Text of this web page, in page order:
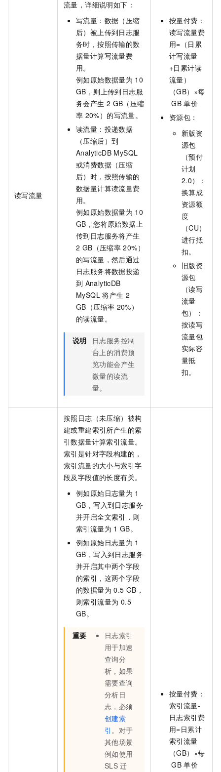
读写流量
流量，详细说明如下：
写流量：数据（压缩
后）被上传到日志服
务时，按照传输的数
据量计算写流量费
用。
例如原始数据量为 10
GB，则上传到日志服
务会产生 2 GB（压缩
率 20%）的写流量。
读流量：投递数据
（压缩后）到
AnalyticDB MySQL
或消费数据（压缩
后）时，按照传输的
数据量计算读流量费
用。
例如原始数据量为 10
GB，您将原始数据上
传到日志服务将产生
2 GB（压缩率 20%）
的写流量，然后通过
日志服务将数据投递
到 AnalyticDB
MySQL 将产生 2
GB（压缩率 20%）
的读流量。
说明
日志服务控制
台上的消费预
览功能会产生
微量的读流
量。
按量付费：
读写流量费
用=（日累
计写流量
+日累计读
流量）
（GB）×每
GB 单价
资源包：
新版资
源包
（预付
计划
2.0）：
换算成
资源额
度
（CU）
进行抵
扣。
旧版资
源包
（读写
流量
包）：
按读写
流量包
实际容
量抵
扣。
按照日志（未压缩）被构
建或重建索引所产生的索
引数据量计算索引流量。
索引是针对字段构建的，
索引流量的大小与索引字
段及字段值的长度有关。
例如原始日志量为 1
GB，写入到日志服务
并开启全文索引，则
索引流量为 1 GB。
例如原始日志量为 1
GB，写入到日志服务
并开启其中两个字段
的索引，这两个字段
的数据量为 0.5 GB，
则索引流量为 0.5
GB。
重要
日志索引
用于加速
查询分
析，如果
需要查询
分析日
志，必须
创建索
引 。对于
其他场景
例如使用
SLS 迁
按量付费：
索引流量-
日志索引费
用=日累计
索引流量
（GB）×每
GB 单价